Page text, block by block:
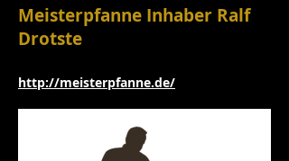
Meisterpfanne ​ Inhaber Ralf
Drotste
http://meisterpfanne.de/